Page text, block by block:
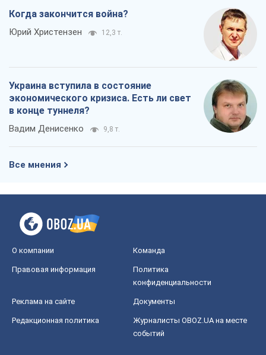
Когда закончится война?
Юрий Христензен 12,3 т.
Украина вступила в состояние
экономического кризиса. Есть ли свет
в конце туннеля?
Вадим Денисенко 9,8 т.
Все мнения
О компании Команда
Правовая информация
Политика
конфиденциальности
Реклама на сайте Документы
Редакционная политика
Журналисты OBOZ.UA на месте
событий